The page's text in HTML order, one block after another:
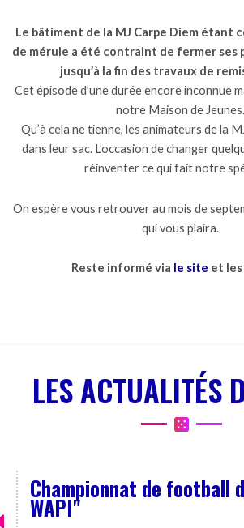
Le bâtiment de la MJ Carpe Diem étant
de mérule a été contraint de fermer ses
jusqu’à la fin des travaux de
Cet épisode d’une durée encore inconnue
notre Maison de Jeunes.
Qu’à cela ne tienne, les animateurs de la
dans leur sac. L’occasion de changer
réinventer ce qui fait notre
On espère vous retrouver au mois de
qui vous plaira.
Reste informé via le site et les
LES ACTUALITÉS
Championnat de football
WAPI"